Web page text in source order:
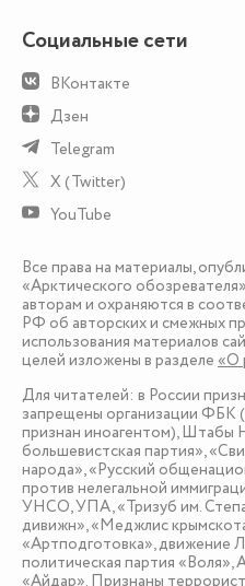
Социальные сети
ВКонтакте
Дзен
Telegram
X (Twitter)
YouTube
Все права на материалы,
«Арктического
авторам и охраняются в
РФ об авторских и смежных
использования материалов
целей изложены в разделе «О
Для читателей: в России
запрещены организации
признан иноагентом), Штабы
большевистская партия»,
народа», «Русский
против нелегальной
УНСО, УПА, «Тризуб им.
дивижн», «Меджлис
«Артподготовка», движение
политическая партия «Воля»,
«Айдар». Признаны